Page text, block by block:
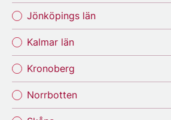
Jönköpings län
Kalmar län
Kronoberg
Norrbotten